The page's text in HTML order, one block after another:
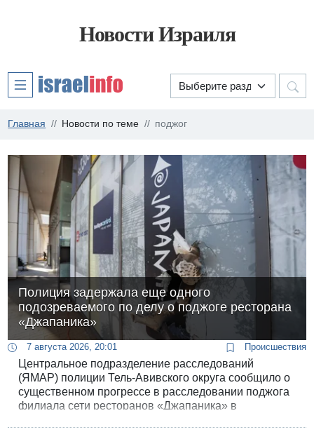
Новости Израиля
Главная Новости по теме поджог
Полиция задержала еще одного
подозреваемого по делу о поджоге ресторана
«Джапаника»
7 августа 2026, 20:01 Происшествия
Центральное подразделение расследований
(ЯМАР) полиции Тель-Авивского округа сообщило о
существенном прогрессе в расследовании поджога
филиала сети ресторанов «Джапаника» в